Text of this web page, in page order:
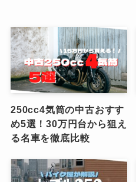
250cc4気筒の中古おすす
め5選！30万円台から狙え
る名車を徹底比較